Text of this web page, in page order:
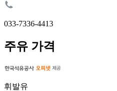
033-7336-4413
주유 가격
휘발유